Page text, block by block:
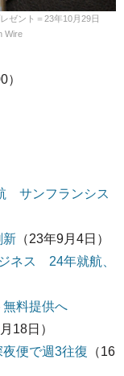
ゼント＝23年10月29日
Wire
サンフランシス
新 （23年9月4日）
ネス 24年就航、
無料提供へ
18日）
便で週3往復 （16